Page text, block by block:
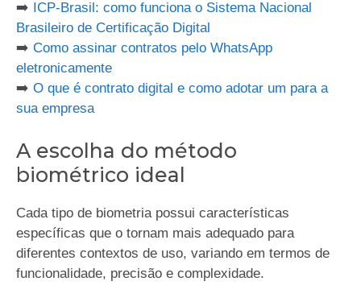
➡️ ICP-Brasil: como funciona o Sistema Nacional
Brasileiro de Certificação Digital
➡️ Como assinar contratos pelo WhatsApp
eletronicamente
➡️ O que é contrato digital e como adotar um para a
sua empresa
A escolha do método
biométrico ideal
Cada tipo de biometria possui características
específicas que o tornam mais adequado para
diferentes contextos de uso, variando em termos de
funcionalidade, precisão e complexidade.